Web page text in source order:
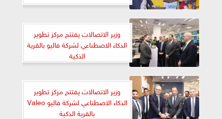
وزير الاتصالات يفتتح مركز تطوير
الذكاء الاصطناعي لشركة فاليو بالقرية
الذكية
وزير الاتصالات يفتتح مركز تطوير
الذكاء الاصطناعي لشركة فاليو Valeo
بالقرية الذكية